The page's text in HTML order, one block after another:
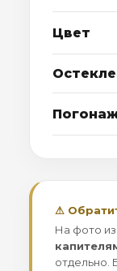
Цвет
⚠
На фото
отдельно.